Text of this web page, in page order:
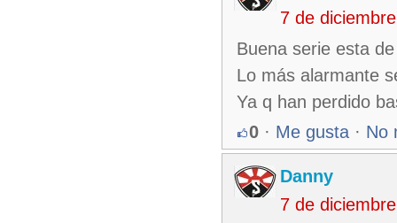
7 de
Buena serie esta
Lo más alarmante
Ya q han perdido
0 · Me gusta · No
Danny
7 de